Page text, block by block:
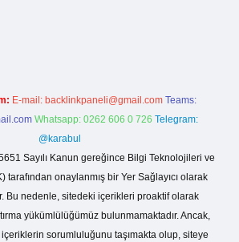
E-mail: backlinkpaneli@gmail.com Teams:
Whatsapp: 0262 606 0 726 Telegram:
@karabul
Sayılı Kanun gereğince Bilgi Teknolojileri ve
tarafından onaylanmış bir Yer Sağlayıcı olarak
Bu nedenle, sitedeki içerikleri proaktif olarak
yükümlülüğümüz bulunmamaktadır. Ancak,
içeriklerin sorumluluğunu taşımakta olup, siteye